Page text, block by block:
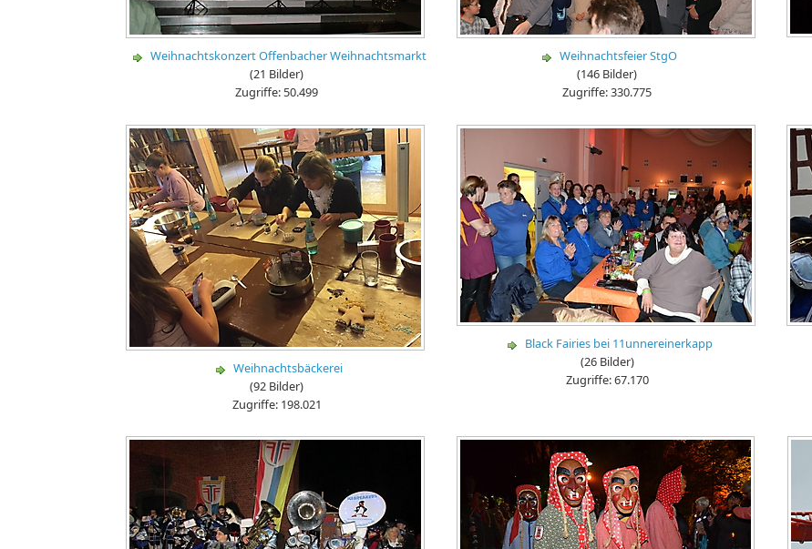
Weihnachtskonzert Offenbacher Weihnachtsmarkt
(21 Bilder)
Zugriffe: 50.499
Weihnachtsfeier StgO
(146 Bilder)
Zugriffe: 330.775
Weihnachtsbäckerei
(92 Bilder)
Zugriffe: 198.021
Black Fairies bei 11unnereinerkapp
(26 Bilder)
Zugriffe: 67.170